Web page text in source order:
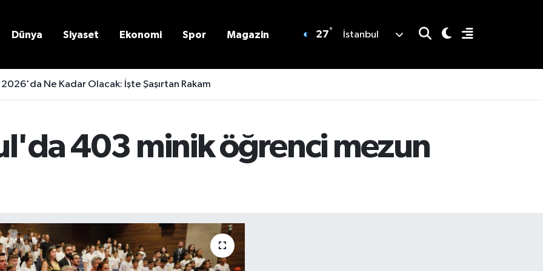
Dünya Siyaset Ekonomi Spor Magazin 27° İstanbul
Ne Kadar Olacak: İşte Şaşırtan Rakam
403 minik öğrenci mezun